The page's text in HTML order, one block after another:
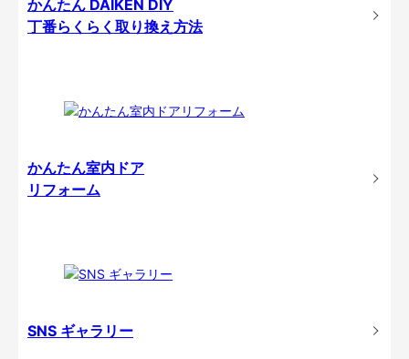
かんたん DAIKEN DIY
丁番らくらく取り換え方法
かんたん室内ドア
リフォーム
SNS ギャラリー